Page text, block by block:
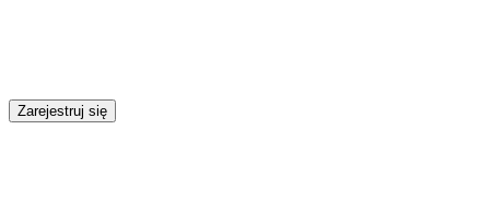
Zarejestruj się